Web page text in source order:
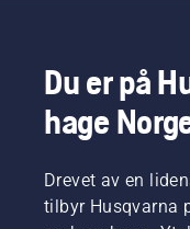
Du er på
hage
Drevet av en
tilbyr Husqvarna